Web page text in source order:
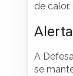
de
A
se